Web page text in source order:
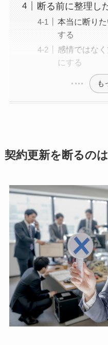
断る前に整理し
本当に断り
する
感情ではな
にする
も
契約更新を断るの